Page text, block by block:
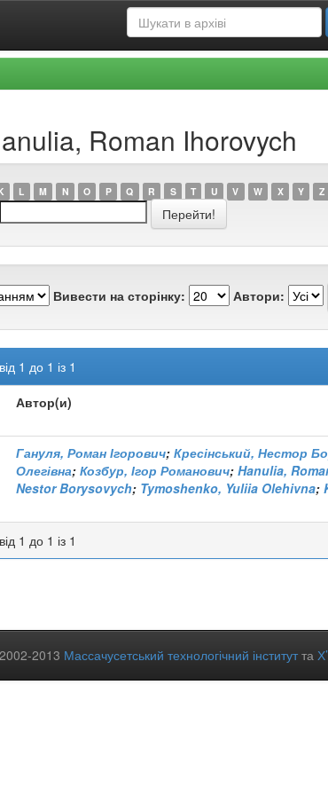
Roman Ihorovych
L M N O P Q R S T U V W X Y Z
Вивести на сторінку: Автори:
1 до 1 із 1
Автор(и)
Гануля, Роман Ігорович; Кресінський, Нестор
Олегівна; Козбур, Ігор Романович; Hanulia,
Nestor Borysovych; Tymoshenko, Yuliia Olehivna;
1 до 1 із 1
2013 Массачусетський технологічний інститутта